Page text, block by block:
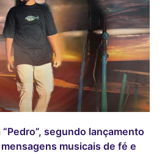
segundo lançamento
musicais de fé e